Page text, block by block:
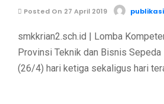
Posted On 27 April 2019 publikasi
smkkrian2.sch.id | Lomba
Provinsi Teknik dan Bisnis
(26/4) hari ketiga sekaligus hari